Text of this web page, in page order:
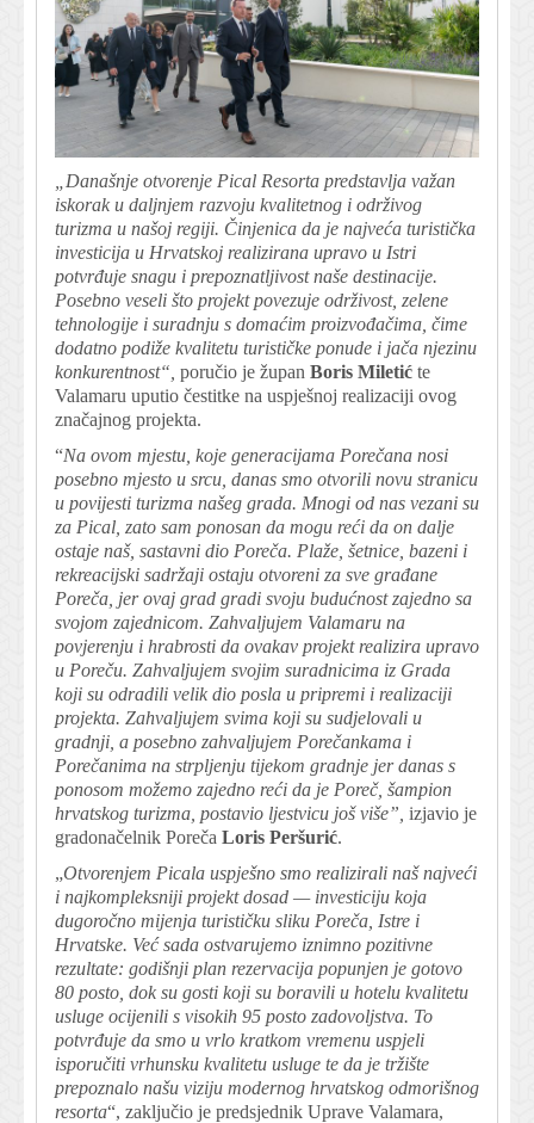
„Današnje otvorenje Pical Resorta predstavlja važan
iskorak u daljnjem razvoju kvalitetnog i održivog
turizma u našoj regiji. Činjenica da je najveća turistička
investicija u Hrvatskoj realizirana upravo u Istri
potvrđuje snagu i prepoznatljivost naše destinacije.
Posebno veseli što projekt povezuje održivost, zelene
tehnologije i suradnju s domaćim proizvođačima, čime
dodatno podiže kvalitetu turističke ponude i jača njezinu
konkurentnost“, poručio je župan Boris Miletić te
Valamaru uputio čestitke na uspješnoj realizaciji ovog
značajnog projekta.
“Na ovom mjestu, koje generacijama Porečana nosi
posebno mjesto u srcu, danas smo otvorili novu stranicu
u povijesti turizma našeg grada. Mnogi od nas vezani su
za Pical, zato sam ponosan da mogu reći da on dalje
ostaje naš, sastavni dio Poreča. Plaže, šetnice, bazeni i
rekreacijski sadržaji ostaju otvoreni za sve građane
Poreča, jer ovaj grad gradi svoju budućnost zajedno sa
svojom zajednicom. Zahvaljujem Valamaru na
povjerenju i hrabrosti da ovakav projekt realizira upravo
u Poreču. Zahvaljujem svojim suradnicima iz Grada
koji su odradili velik dio posla u pripremi i realizaciji
projekta. Zahvaljujem svima koji su sudjelovali u
gradnji, a posebno zahvaljujem Porečankama i
Porečanima na strpljenju tijekom gradnje jer danas s
ponosom možemo zajedno reći da je Poreč, šampion
hrvatskog turizma, postavio ljestvicu još više”, izjavio je
gradonačelnik Poreča Loris Peršurić.
„Otvorenjem Picala uspješno smo realizirali naš najveći
i najkompleksniji projekt dosad — investiciju koja
dugoročno mijenja turističku sliku Poreča, Istre i
Hrvatske. Već sada ostvarujemo iznimno pozitivne
rezultate: godišnji plan rezervacija popunjen je gotovo
80 posto, dok su gosti koji su boravili u hotelu kvalitetu
usluge ocijenili s visokih 95 posto zadovoljstva. To
potvrđuje da smo u vrlo kratkom vremenu uspjeli
isporučiti vrhunsku kvalitetu usluge te da je tržište
prepoznalo našu viziju modernog hrvatskog odmorišnog
resorta“, zaključio je predsjednik Uprave Valamara,